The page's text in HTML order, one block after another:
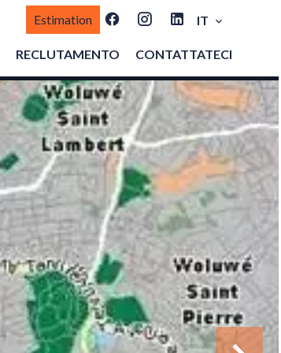
Estimation IT
RECLUTAMENTO CONTATTATECI